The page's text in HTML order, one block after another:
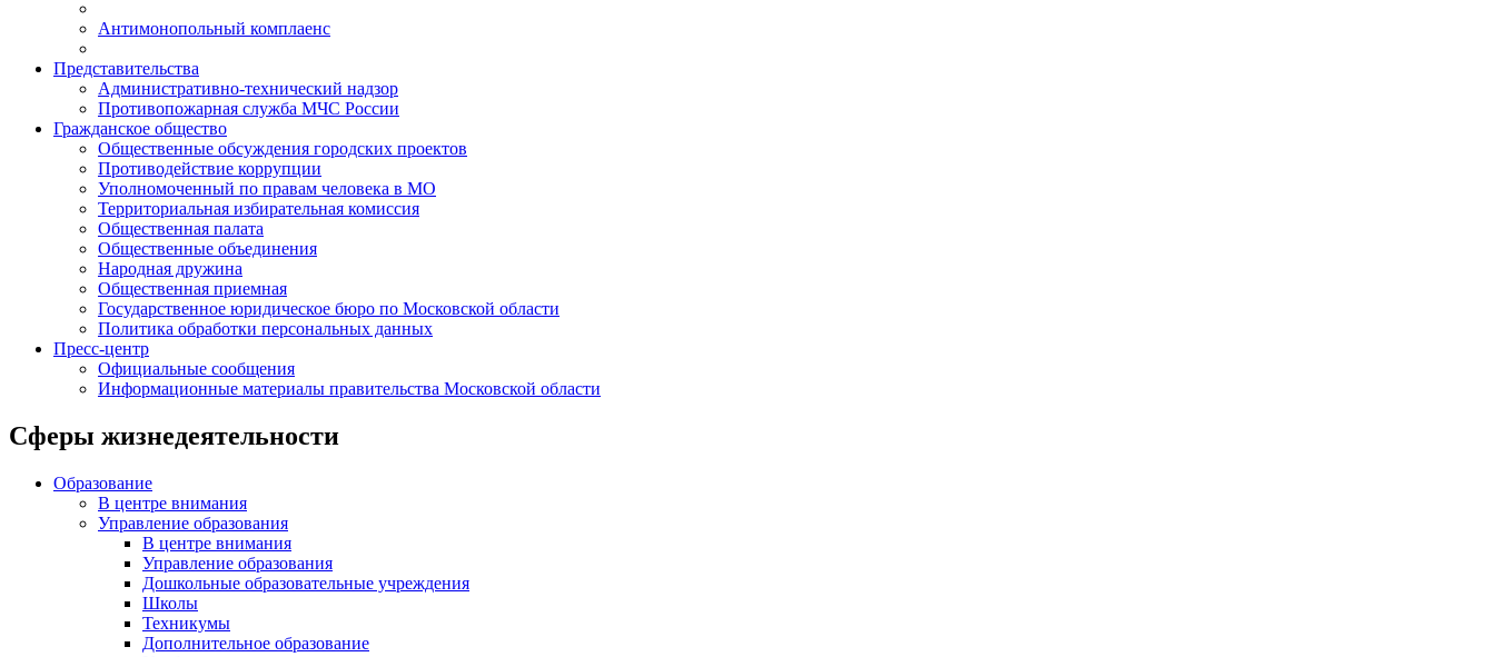
Антимонопольный комплаенс
Представительства
Административно-технический надзор
Противопожарная служба МЧС России
Гражданское общество
Общественные обсуждения городских проектов
Противодействие коррупции
Уполномоченный по правам человека в МО
Территориальная избирательная комиссия
Общественная палата
Общественные объединения
Народная дружина
Общественная приемная
Государственное юридическое бюро по Московской области
Политика обработки персональных данных
Пресс-центр
Официальные сообщения
Информационные материалы правительства Московской области
Сферы жизнедеятельности
Образование
В центре внимания
Управление образования
В центре внимания
Управление образования
Дошкольные образовательные учреждения
Школы
Техникумы
Дополнительное образование